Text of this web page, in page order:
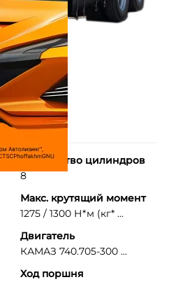
Количество цилиндров
8
Макс. крутящий момент
1275 / 1300 Н*м (кг* ...
Двигатель
КАМАЗ 740.705-300 ...
Ход поршня